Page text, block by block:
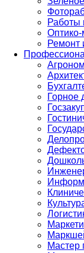
Работы
Оптико-
Ремонт
Горное
Мастер